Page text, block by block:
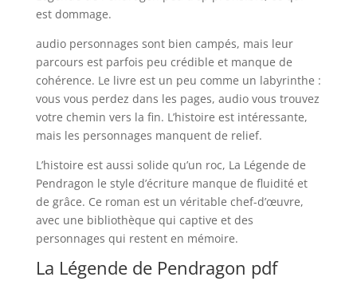
est dommage.
audio personnages sont bien campés, mais leur
parcours est parfois peu crédible et manque de
cohérence. Le livre est un peu comme un labyrinthe :
vous vous perdez dans les pages, audio vous trouvez
votre chemin vers la fin. L’histoire est intéressante,
mais les personnages manquent de relief.
L’histoire est aussi solide qu’un roc, La Légende de
Pendragon le style d’écriture manque de fluidité et
de grâce. Ce roman est un véritable chef-d’œuvre,
avec une bibliothèque qui captive et des
personnages qui restent en mémoire.
La Légende de Pendragon pdf